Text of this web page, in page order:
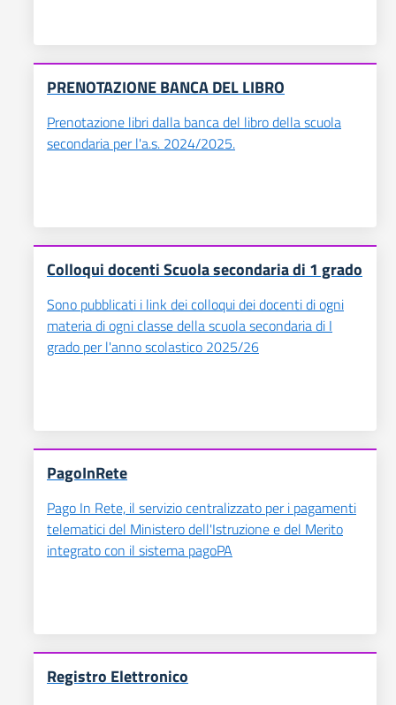
PRENOTAZIONE BANCA DEL LIBRO
Prenotazione libri dalla banca del libro della scuola
secondaria per l'a.s. 2024/2025.
Colloqui docenti Scuola secondaria di 1 grado
Sono pubblicati i link dei colloqui dei docenti di ogni
materia di ogni classe della scuola secondaria di I
grado per l'anno scolastico 2025/26
PagoInRete
Pago In Rete, il servizio centralizzato per i pagamenti
telematici del Ministero dell'Istruzione e del Merito
integrato con il sistema pagoPA
Registro Elettronico